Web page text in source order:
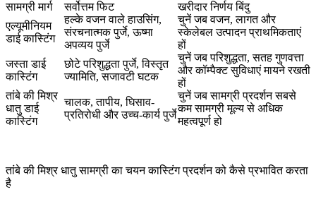
सामग्री मार्ग सर्वोत्तम फिट
खरीदार निर्णय बिंदु
एल्यूमीनियम
डाई कास्टिंग
हल्के वजन वाले हाउसिंग,
संरचनात्मक पुर्जे, ऊष्मा
अपव्यय पुर्जे
चुनें जब वजन, लागत और
स्केलेबल उत्पादन प्राथमिकताएं
हों
जस्ता डाई
कास्टिंग
छोटे परिशुद्धता पुर्जे, विस्तृत
ज्यामिति, सजावटी घटक
चुनें जब परिशुद्धता, सतह गुणवत्ता
और कॉम्पैक्ट सुविधाएं मायने रखती
हों
तांबे की मिश्र
धातु डाई
कास्टिंग
चालक, तापीय, घिसाव-
प्रतिरोधी और उच्च-कार्य पुर्जे
चुनें जब सामग्री प्रदर्शन सबसे
कम सामग्री मूल्य से अधिक
महत्वपूर्ण हो
तांबे की मिश्र धातु सामग्री का चयन कास्टिंग प्रदर्शन को कैसे प्रभावित करता
है